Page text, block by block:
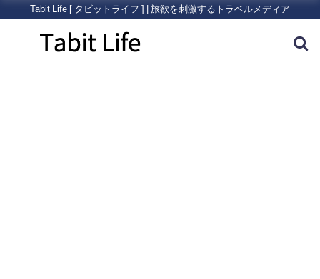
Tabit Life [ タビットライフ ] | 旅欲を刺激するトラベルメディア